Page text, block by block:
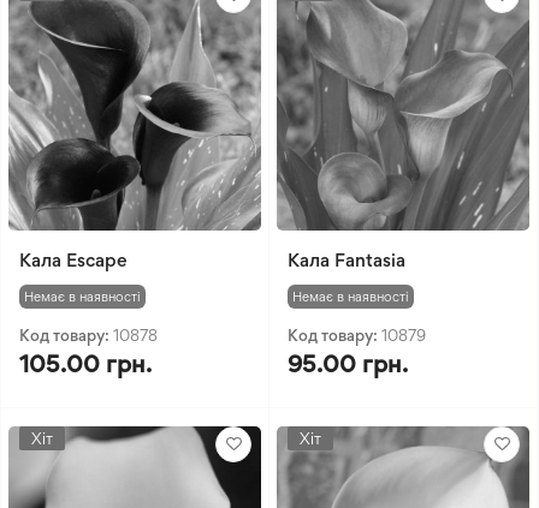
Кала Escape
Немає в наявності
Код товару: 10878
105.00 грн.
Кала Fantasia
Немає в наявності
Код товару: 10879
95.00 грн.
Хіт Хіт